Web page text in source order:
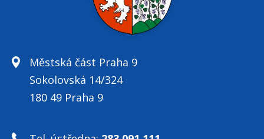
Městská část Praha 9
Sokolovská 14/324
180 49 Praha 9